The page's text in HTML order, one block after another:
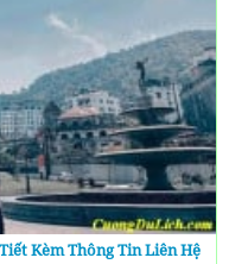
Kèm Thông Tin Liên Hệ